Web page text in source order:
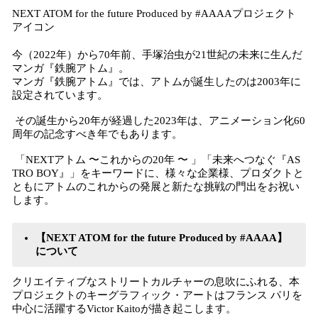
NEXT ATOM for the future Produced by #AAAAプロジェクト
アイコン
今（2022年）から70年前、⼿塚治⾍が21世紀の未来に⽣んだ
マンガ『鉄腕アトム』。
マンガ『鉄腕アトム』では、アトムが誕生したのは2003年に
設定されています。
その誕生から20年が経過した2023年は、アニメーション化60
周年の記念すべき年でもあります。
「NEXTアトム 〜これからの20年 〜 」「未来へつなぐ『AS
TRO BOY』」をキーワードに、様々な企業様、プロダクトと
ともにアトムのこれからの発展と新たな挑戦の⾨出をお祝い
します。
【NEXT ATOM for the future Produced by #AAAA】
について
クリエイティブなストリートカルチャーの息吹にふれる、本
プロジェクトのキーグラフィック・アートはフランス パリを
中心に活躍するVictor Kaitoが描き起こします。